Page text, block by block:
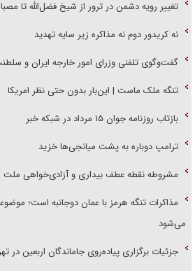
تغییر رویه دشمن در ترور از شیخ فضل‌الله تا
نه کریدور دوم نه مذاکره زیر سایه تهدید
گفت‌وگوی تلفنی وزرای امور خارجه ایران و
تنگه ملک ماست | این‌بار بدون حتی نظر امریکا
بازتاب روزنامه جوان ۱۵ مرداد در شبکه خبر
ترامپ دوباره به پشت میانجی‌ها خزید
مشروطه نقطه عطف بیداری و آزادی‌خواهی ملت
مذاکرات تنگه هرمز با عمان دوجانبه است؛
می‌شود
جزئیات برگزاری پیاده‌روی جاماندگان اربعین در